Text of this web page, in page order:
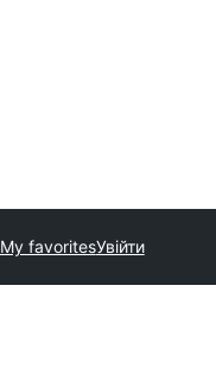
My favoritesУвійти